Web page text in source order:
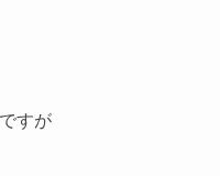
すが